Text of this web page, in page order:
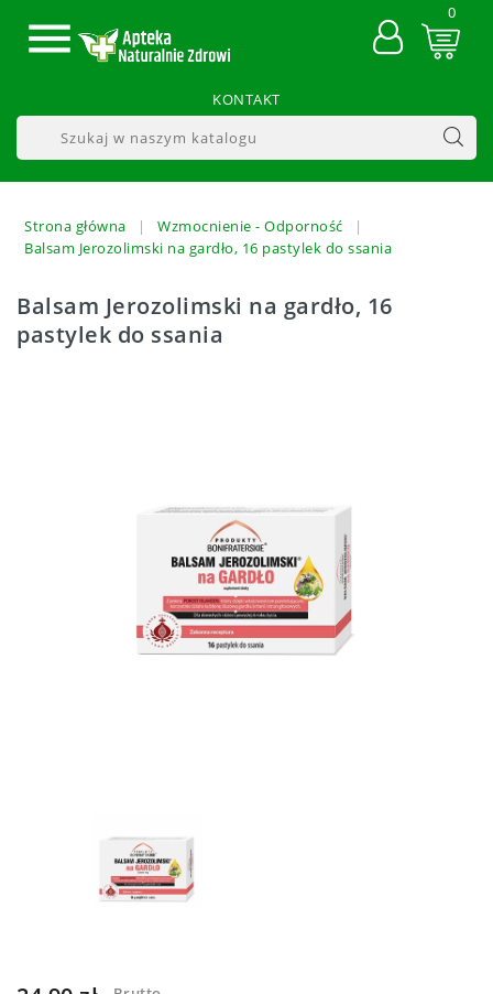
 0
KONTAKT
Strona główna
Wzmocnienie - Odporność
Balsam Jerozolimski na gardło, 16 pastylek do ssania
Balsam Jerozolimski na gardło, 16
pastylek do ssania